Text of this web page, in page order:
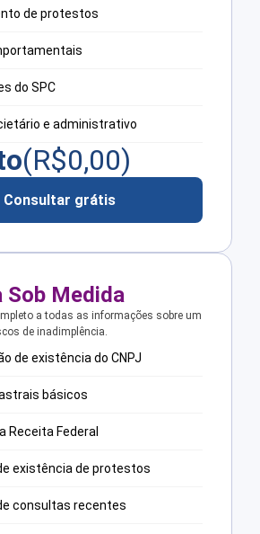
de protestos
do SPC
e administrativo
(R$0,00)
Consultar grátis
Sob Medida
a todas as informações sobre um
de inadimplência.
de existência do CNPJ
básicos
Receita Federal
existência de protestos
consultas recentes